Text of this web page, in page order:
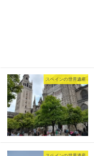
スペインの世界遺産